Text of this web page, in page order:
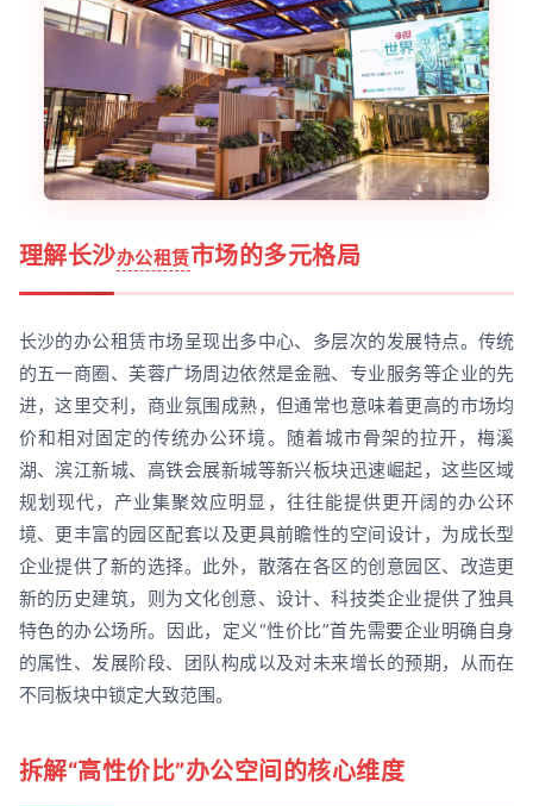
理解长沙办公租赁市场的多元格局
长沙的办公租赁市场呈现出多中心、多层次的发展特点。传统
的五一商圈、芙蓉广场周边依然是金融、专业服务等企业的先
进，这里交利，商业氛围成熟，但通常也意味着更高的市场均
价和相对固定的传统办公环境。随着城市骨架的拉开，梅溪
湖、滨江新城、高铁会展新城等新兴板块迅速崛起，这些区域
规划现代，产业集聚效应明显，往往能提供更开阔的办公环
境、更丰富的园区配套以及更具前瞻性的空间设计，为成长型
企业提供了新的选择。此外，散落在各区的创意园区、改造更
新的历史建筑，则为文化创意、设计、科技类企业提供了独具
特色的办公场所。因此，定义“性价比”首先需要企业明确自身
的属性、发展阶段、团队构成以及对未来增长的预期，从而在
不同板块中锁定大致范围。
拆解“高性价比”办公空间的核心维度